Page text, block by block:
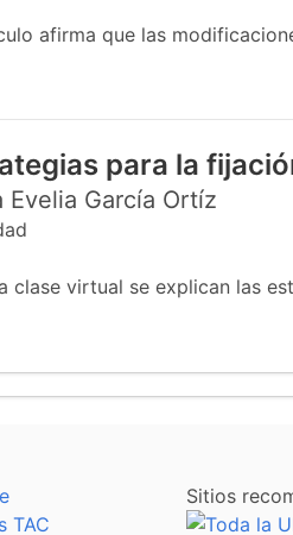
afirma que las
para la
Evelia García Ortíz
clase virtual se explican las
TAC
Sitios